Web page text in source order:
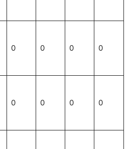
0 0 0 0
0 0 0 0